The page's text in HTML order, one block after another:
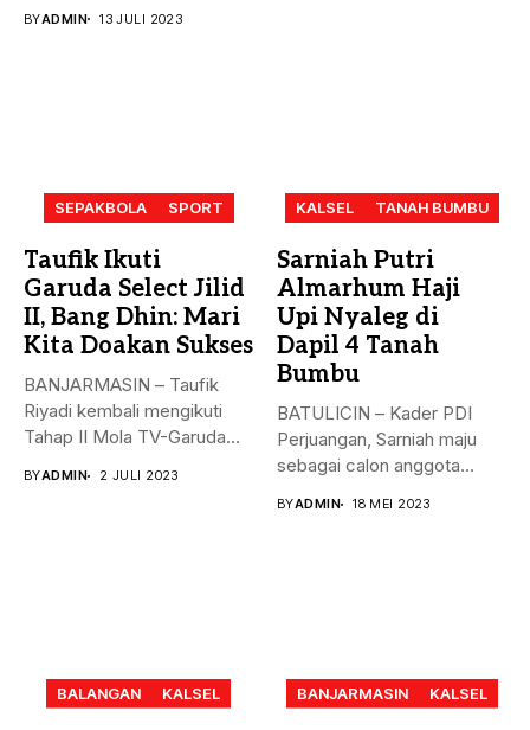
BYADMIN 13 JULI 2023
SEPAKBOLA SPORT
Taufik Ikuti
Garuda Select Jilid
II, Bang Dhin: Mari
Kita Doakan Sukses
BANJARMASIN – Taufik
Riyadi kembali mengikuti
Tahap II Mola TV-Garuda
BYADMIN 2 JULI 2023
KALSEL TANAH BUMBU
Sarniah Putri
Almarhum Haji
Upi Nyaleg di
Dapil 4 Tanah
Bumbu
BATULICIN – Kader PDI
Perjuangan, Sarniah maju
sebagai calon anggota
BYADMIN 18 MEI 2023
BALANGAN KALSEL BANJARMASIN KALSEL